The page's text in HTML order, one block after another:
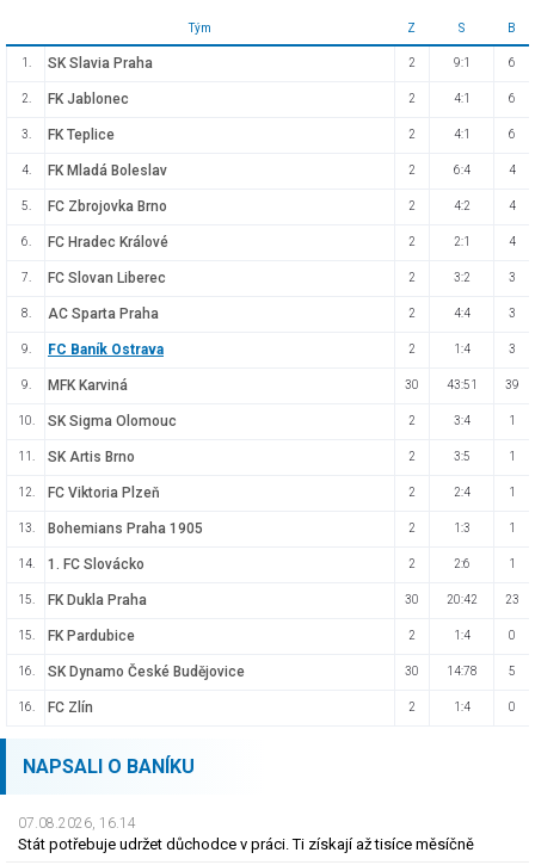
Tým Z S B
1. SK Slavia Praha 2 9:1 6
2. FK Jablonec 2 4:1 6
3. FK Teplice 2 4:1 6
4. FK Mladá Boleslav 2 6:4 4
5. FC Zbrojovka Brno 2 4:2 4
6. FC Hradec Králové 2 2:1 4
7. FC Slovan Liberec 2 3:2 3
8. AC Sparta Praha 2 4:4 3
9. FC Baník Ostrava 2 1:4 3
9. MFK Karviná 30 43:51 39
10. SK Sigma Olomouc 2 3:4 1
11. SK Artis Brno 2 3:5 1
12. FC Viktoria Plzeň 2 2:4 1
13. Bohemians Praha 1905 2 1:3 1
14. 1. FC Slovácko 2 2:6 1
15. FK Dukla Praha 30 20:42 23
15. FK Pardubice 2 1:4 0
16. SK Dynamo České Budějovice 30 14:78 5
16. FC Zlín 2 1:4 0
NAPSALI O BANÍKU
07.08.2026, 16.14
Stát potřebuje udržet důchodce v práci. Ti získají až tisíce měsíčně